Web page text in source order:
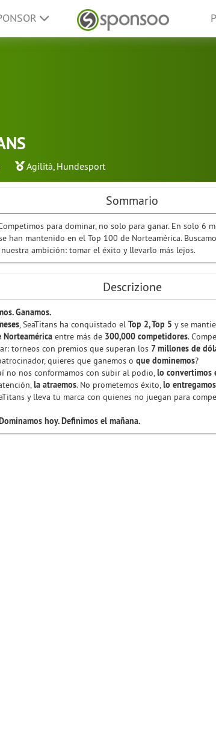
Agilità, Hundesport
Sommario
para dominar, no solo para ganar. En solo 6
han mantenido en el Top 100 de Norteamérica.
ambición: tomar el éxito y llevarlo más lejos.
Descrizione
Ganamos.
, SeaTitans ha conquistado el Top 2, Top 5 y se
Norteamérica entre más de 300,000 competidores.
torneos con premios que superan los 7 millones de
quieres que ganemos o que dominemos?
no nos conformamos con subir al podio,lo convertimos
la atraemos. No prometemos éxito,lo entregamos
y lleva tu marca con quienes no juegan para
hoy. Definimos el mañana.